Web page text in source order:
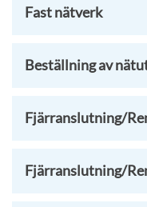
Fast nätverk
Beställning av
Fjärranslutning/
Fjärranslutning/